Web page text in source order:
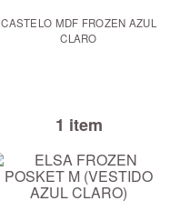
CASTELO MDF FROZEN AZUL
CLARO
1 item